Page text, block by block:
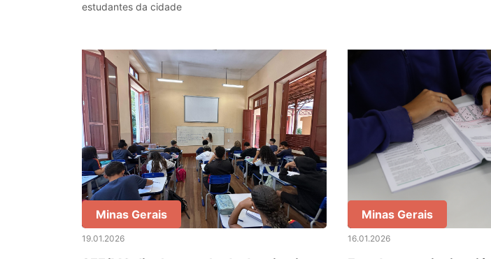
estudantes da cidade
Minas Gerais
19.01.2026
Minas Gerais
16.01.2026